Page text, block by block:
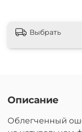
Выбрать
Описание
Облегченный